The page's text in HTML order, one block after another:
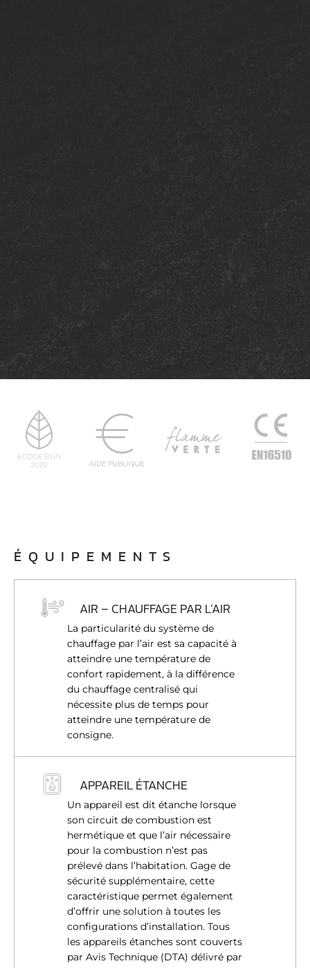
ÉQUIPEMENTS
AIR – CHAUFFAGE PAR L’AIR
La particularité du système de
chauffage par l’air est sa capacité à
atteindre une température de
confort rapidement, à la différence
du chauffage centralisé qui
nécessite plus de temps pour
atteindre une température de
consigne.
APPAREIL ÉTANCHE
Un appareil est dit étanche lorsque
son circuit de combustion est
hermétique et que l’air nécessaire
pour la combustion n’est pas
prélevé dans l’habitation. Gage de
sécurité supplémentaire, cette
caractéristique permet également
d’offrir une solution à toutes les
configurations d’installation. Tous
les appareils étanches sont couverts
par Avis Technique (DTA) délivré par